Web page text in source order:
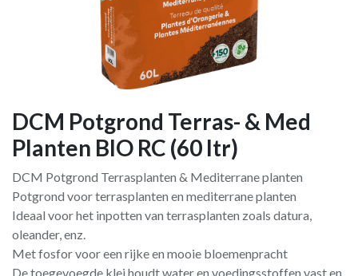
DCM Potgrond Terras- & Med
Planten BIO RC (60 ltr)
DCM Potgrond Terrasplanten & Mediterrane planten
Potgrond voor terrasplanten en mediterrane planten
Ideaal voor het inpotten van terrasplanten zoals datura,
oleander, enz.
Met fosfor voor een rijke en mooie bloemenpracht
De toegevoegde klei houdt water en voedingsstoffen vast en